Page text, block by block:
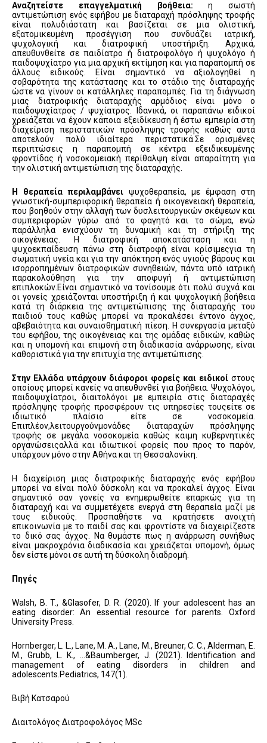
Αναζητείστε επαγγελματική βοήθεια:η σωστή
αντιμετώπιση ενός εφήβου με διαταραχή πρόσληψης τροφής
είναι πολυδιάστατη και βασίζεται σε μια ολιστική,
εξατομικευμένη προσέγγιση που συνδυάζει ιατρική,
ψυχολογική και διατροφική υποστήριξη. Αρχικά,
απευθυνθείτε σε παιδίατρο ή διατροφολόγο ή ψυχολόγο ή
παιδοψυχίατρο για μια αρχική εκτίμηση και για παραπομπή σε
άλλους ειδικούς. Είναι σημαντικό να αξιολογηθεί η
σοβαρότητα της κατάστασης και το στάδιο της διαταραχής
ώστε να γίνουν οι κατάλληλες παραπομπές. Για τη διάγνωση
μιας διατροφικής διαταραχής αρμόδιος είναι μόνο ο
παιδοψυχίατρος / ψυχίατρος. Ιδανικά, οι παραπάνω ειδικοί
χρειάζεται να έχουν κάποια εξειδίκευση ή έστω εμπειρία στη
διαχείριση περιστατικών πρόσληψης τροφής καθώς αυτά
αποτελούν πολύ ιδιαίτερα περιστατικά.Σε ορισμένες
περιπτώσεις η παραπομπή σε κέντρα εξειδικευμένης
φροντίδας ή νοσοκομειακή περίθαλψη είναι απαραίτητη για
την ολιστική αντιμετώπιση της διαταραχής.
Η θεραπεία περιλαμβάνει ψυχοθεραπεία, με έμφαση στη
γνωστική-συμπεριφορική θεραπεία ή οικογενειακή θεραπεία,
που βοηθούν στην αλλαγή των δυσλειτουργικών σκέψεων και
συμπεριφορών γύρω από το φαγητό και το σώμα, ενώ
παράλληλα ενισχύουν τη δυναμική και τη στήριξη της
οικογένειας. Η διατροφική αποκατάσταση και η
ψυχοεκπαίδευση πάνω στη διατροφή είναι κρίσιμεςγια τη
σωματική υγεία και για την απόκτηση ενός υγιούς βάρους και
ισορροπημένων διατροφικών συνηθειών, πάντα υπό ιατρική
παρακολούθηση για την αποφυγή ή αντιμετώπιση
επιπλοκών.Είναι σημαντικό να τονίσουμε ότι πολύ συχνά και
οι γονείς χρειάζονται υποστήριξη ή και ψυχολογική βοήθεια
κατά τη διάρκεια της αντιμετώπισης της διαταραχής του
παιδιού τους καθώς μπορεί να προκαλέσει έντονο άγχος,
αβεβαιότητα και συναισθηματική πίεση. Η συνεργασία μεταξύ
του εφήβου, της οικογένειας και της ομάδας ειδικών, καθώς
και η υπομονή και επιμονή στη διαδικασία ανάρρωσης, είναι
καθοριστικά για την επιτυχία της αντιμετώπισης.
Στην Ελλάδα υπάρχουν διάφοροι φορείς και ειδικοί στους
οποίους μπορεί κανείς να απευθυνθεί για βοήθεια. Ψυχολόγοι,
παιδοψυχίατροι, διαιτολόγοι με εμπειρία στις διαταραχές
πρόσληψης τροφής προσφέρουν τις υπηρεσίες τουςείτε σε
ιδιωτικό πλαίσιο είτε σε νοσοκομεία.
Επιπλέον,λειτουργούνμονάδες διαταραχών πρόσληψης
τροφής σε μεγάλα νοσοκομεία καθώς καιμη κυβερνητικές
οργανώσειςαλλά και ιδιωτικοί φορείς που προς το παρόν,
υπάρχουν μόνο στην Αθήνα και τη Θεσσαλονίκη.
Η διαχείριση μιας διατροφικής διαταραχής ενός εφήβου
μπορεί να είναι πολύ δύσκολη και να προκαλεί άγχος. Είναι
σημαντικό σαν γονείς να ενημερωθείτε επαρκώς για τη
διαταραχή και να συμμετέχετε ενεργά στη θεραπεία μαζί με
τους ειδικούς. Προσπαθήστε να κρατήσετε ανοιχτή
επικοινωνία με το παιδί σας και φροντίστε να διαχειρίζεστε
το δικό σας άγχος. Να θυμάστε πως η ανάρρωση συνήθως
είναι μακροχρόνια διαδικασία και χρειάζεται υπομονή, όμως
δεν είστε μόνοι σε αυτή τη δύσκολη διαδρομή.
Πηγές
Walsh, B. T., &Glasofer, D. R. (2020). If your adolescent has an
eating disorder: An essential resource for parents. Oxford
University Press.
Hornberger, L. L., Lane, M. A., Lane, M., Breuner, C. C., Alderman, E.
M., Grubb, L. K., …&Baumberger, J. (2021). Identification and
management of eating disorders in children and
adolescents.Pediatrics, 147(1).
Βιβή Κατσαρού
Διαιτολόγος Διατροφολόγος MSc